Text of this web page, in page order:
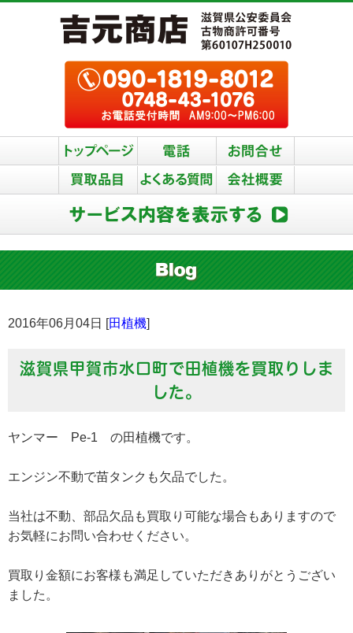
2016年06月04日 [田植機]
滋賀県甲賀市水口町で田植機を買取りしま
した。
ヤンマー Pe-1 の田植機です。
エンジン不動で苗タンクも欠品でした。
当社は不動、部品欠品も買取り可能な場合もありますので
お気軽にお問い合わせください。
買取り金額にお客様も満足していただきありがとうござい
ました。